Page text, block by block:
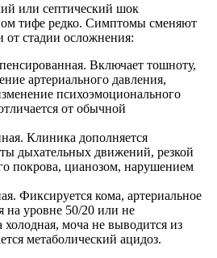
или септический шок
тифе редко. Симптомы сменяют
от стадии осложнения:
Включает тошноту,
артериального давления,
психоэмоционального
от обычной
Клиника дополняется
дыхательных движений, резкой
покрова, цианозом, нарушением
Фиксируется кома, артериальное
на уровне 50/20 или не
холодная, моча не выводится из
метаболический ацидоз.